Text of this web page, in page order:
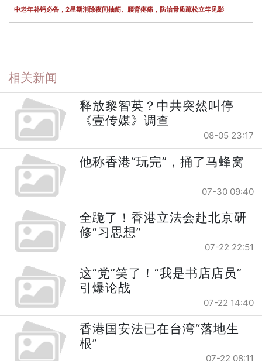
中老年补钙必备，2星期消除夜间抽筋、腰背疼痛，防治骨质疏松立竿见影
相关新闻
释放黎智英？中共突然叫停
《壹传媒》调查
08-05 23:17
他称香港“玩完”，捅了马蜂窝
07-30 09:40
全跪了！香港立法会赴北京研
修“习思想”
07-22 22:51
这“党”笑了！“我是书店店员”
引爆论战
07-22 14:40
香港国安法已在台湾“落地生
根”
07-22 08:11